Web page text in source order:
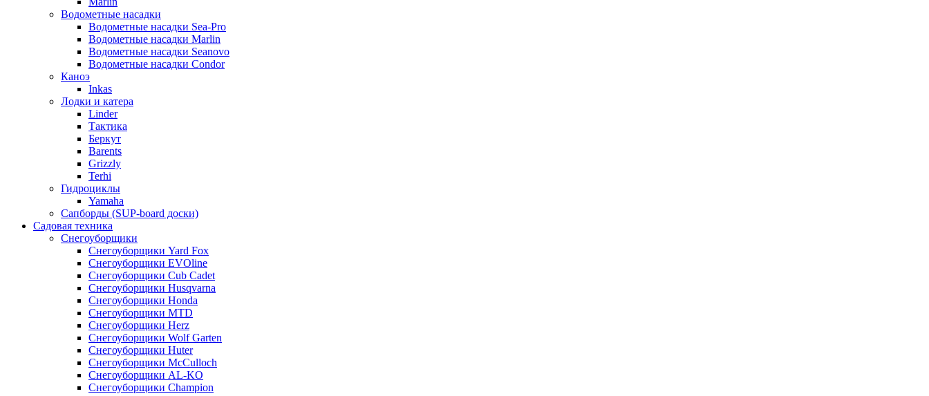
Водометные насадки
Водометные насадки Sea-Pro
Водометные насадки Marlin
Водометные насадки Seanovo
Водометные насадки Condor
Каноэ
Inkas
Лодки и катера
Linder
Тактика
Беркут
Barents
Grizzly
Terhi
Гидроциклы
Yamaha
Сапборды (SUP-board доски)
Садовая техника
Снегоуборщики
Снегоуборщики Yard Fox
Снегоуборщики EVOline
Снегоуборщики Cub Cadet
Снегоуборщики Husqvarna
Снегоуборщики Honda
Снегоуборщики MTD
Снегоуборщики Herz
Снегоуборщики Wolf Garten
Снегоуборщики Huter
Снегоуборщики McCulloch
Снегоуборщики AL-KO
Снегоуборщики Champion